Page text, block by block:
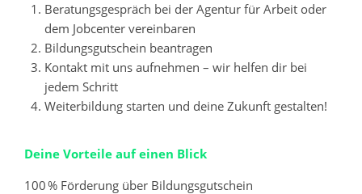
Beratungsgespräch bei der Agentur für Arbeit oder
dem Jobcenter vereinbaren
Bildungsgutschein beantragen
Kontakt mit uns aufnehmen – wir helfen dir bei
jedem Schritt
Weiterbildung starten und deine Zukunft gestalten!
Deine Vorteile auf einen Blick
100 % Förderung über Bildungsgutschein